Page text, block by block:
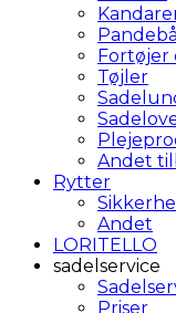
Tøjler
Andet
Rytter
Andet
LORITELLO
sadelservice
Priser